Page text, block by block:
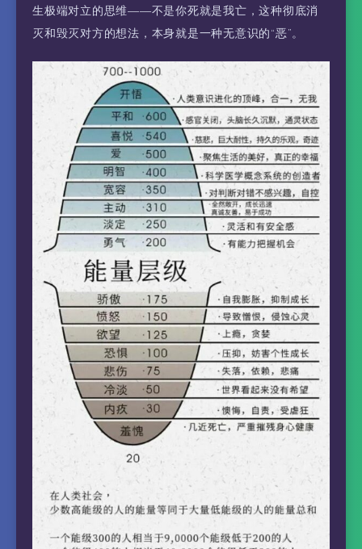
生极端对立的思维——不是你死就是我亡，这种彻底消
灭和毁灭对方的想法，本身就是一种无意识的“恶”。